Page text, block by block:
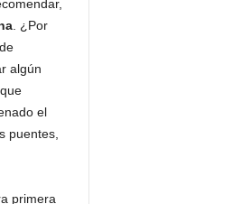
. ¿Por
algún
el
puentes,
primera